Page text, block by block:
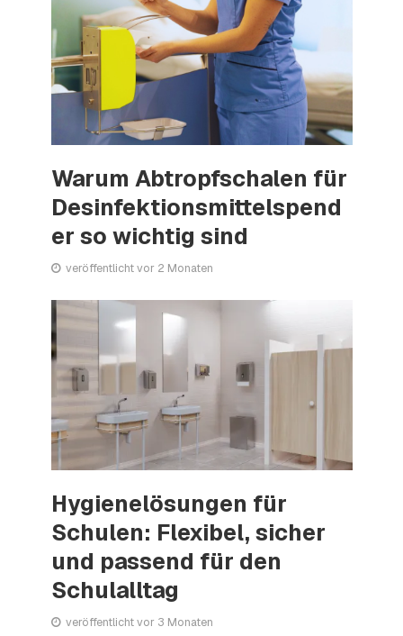
Warum Abtropfschalen für
Desinfektionsmittelspend
er so wichtig sind
veröffentlicht vor 2 Monaten
Hygienelösungen für
Schulen: Flexibel, sicher
und passend für den
Schulalltag
veröffentlicht vor 3 Monaten